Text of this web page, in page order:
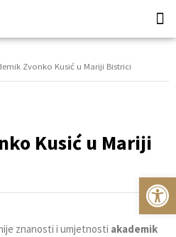
Zvonko Kusić u Mariji Bistrici
znanosti i umjetnosti akademik